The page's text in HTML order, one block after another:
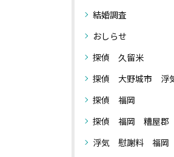
結婚調査
おしらせ
探偵 久留米
探偵 大野城市 浮
探偵 福岡
探偵 福岡 糟屋郡
浮気 慰謝料 福岡